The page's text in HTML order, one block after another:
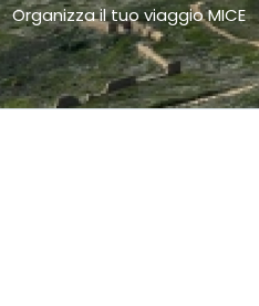
Organizza il tuo viaggio MICE